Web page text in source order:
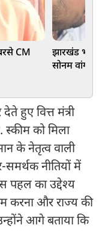
CM
झारखंड भर्ती
सोनम
हुए वित्त मंत्री
को मिला
के नेतृत्व वाली
समर्थक नीतियों में
पहल का उद्देश्य
करना और राज्य की
आगे बताया कि